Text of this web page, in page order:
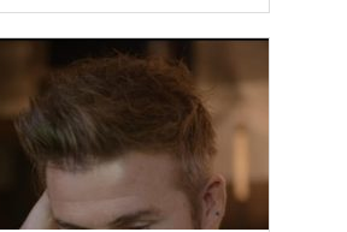
Chandlerja Binga v priljubljeni
“Prijatelji,” je umrl danes ponoči.
pretresla svet zabave in njegove